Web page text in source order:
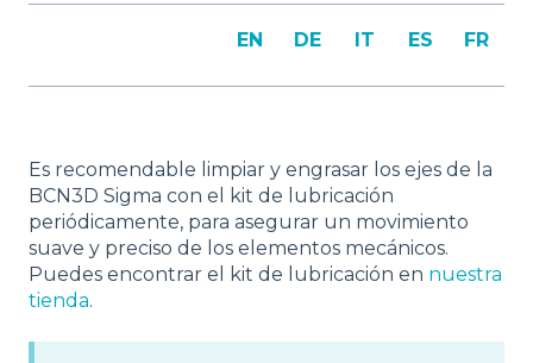
EN DE IT ES FR
Es recomendable limpiar y engrasar los ejes de la
BCN3D Sigma con el kit de lubricación
periódicamente, para asegurar un movimiento
suave y preciso de los elementos mecánicos.
Puedes encontrar el kit de lubricación en nuestra
tienda.